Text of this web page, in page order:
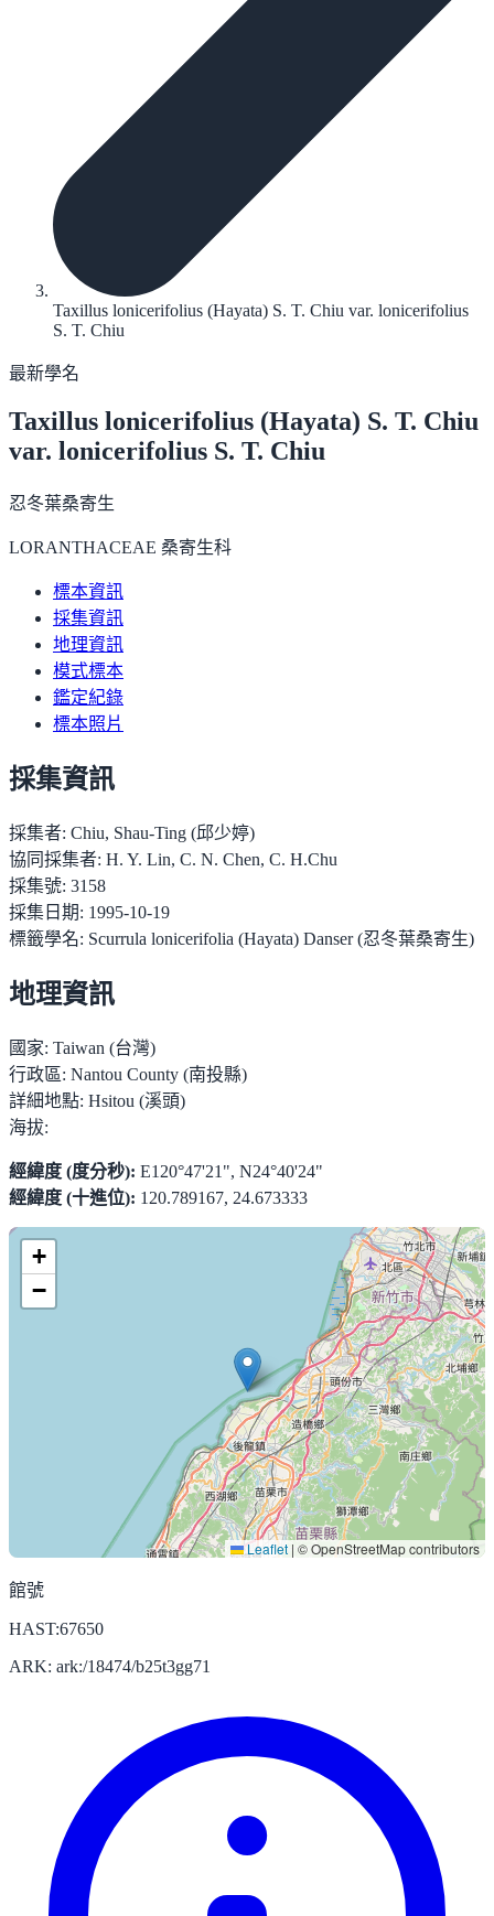
Taxillus lonicerifolius (Hayata) S. T. Chiu var. lonicerifolius
S. T. Chiu
最新學名
Taxillus lonicerifolius (Hayata) S. T. Chiu
var. lonicerifolius S. T. Chiu
忍冬葉桑寄生
LORANTHACEAE 桑寄生科
標本資訊
採集資訊
地理資訊
模式標本
鑑定紀錄
標本照片
採集資訊
採集者: Chiu, Shau-Ting (邱少婷)
協同採集者: H. Y. Lin, C. N. Chen, C. H.Chu
採集號: 3158
採集日期: 1995-10-19
標籤學名: Scurrula lonicerifolia (Hayata) Danser (忍冬葉桑寄生)
地理資訊
國家: Taiwan (台灣)
行政區: Nantou County (南投縣)
詳細地點: Hsitou (溪頭)
海拔:
經緯度 (度分秒): E120°47'21", N24°40'24"
經緯度 (十進位): 120.789167, 24.673333
+
−
Leaflet | © OpenStreetMap contributors
館號
HAST:67650
ARK: ark:/18474/b25t3gg71